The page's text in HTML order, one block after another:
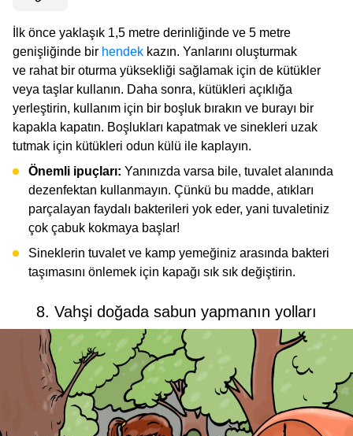
İlk önce yaklaşık 1,5 metre derinliğinde ve 5 metre
genişliğinde bir hendek kazın. Yanlarını oluşturmak
ve rahat bir oturma yüksekliği sağlamak için de kütükler
veya taşlar kullanın. Daha sonra, kütükleri açıklığa
yerleştirin, kullanım için bir boşluk bırakın ve burayı bir
kapakla kapatın. Boşlukları kapatmak ve sinekleri uzak
tutmak için kütükleri odun külü ile kaplayın.
Önemli ipuçları: Yanınızda varsa bile, tuvalet alanında
dezenfektan kullanmayın. Çünkü bu madde, atıkları
parçalayan faydalı bakterileri yok eder, yani tuvaletiniz
çok çabuk kokmaya başlar!
Sineklerin tuvalet ve kamp yemeğiniz arasında bakteri
taşımasını önlemek için kapağı sık sık değiştirin.
8. Vahşi doğada sabun yapmanın yolları